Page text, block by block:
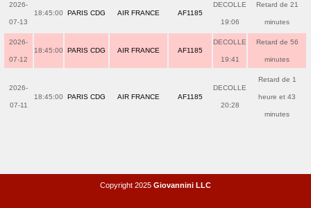
2026-
07-13
18:45:00 PARIS CDG AIR FRANCE AF1185
DECOLLE
19:06
Retard de 21
minutes
2026-
07-12
18:45:00 PARIS CDG AIR FRANCE AF1185
DECOLLE
19:41
Retard de 56
minutes
2026-
07-11
18:45:00 PARIS CDG AIR FRANCE AF1185
DECOLLE
20:28
Retard de 1
heure et 43
minutes
Copyright 2025 Giovannini LLC